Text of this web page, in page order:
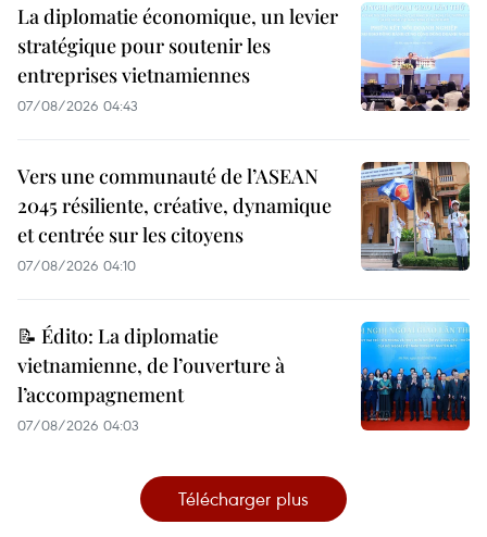
La diplomatie économique, un levier
stratégique pour soutenir les
entreprises vietnamiennes
07/08/2026 04:43
Vers une communauté de l’ASEAN
2045 résiliente, créative, dynamique
et centrée sur les citoyens
07/08/2026 04:10
📝 Édito: La diplomatie
vietnamienne, de l’ouverture à
l’accompagnement
07/08/2026 04:03
Télécharger plus